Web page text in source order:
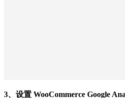
3、设置 WooCommerce Google